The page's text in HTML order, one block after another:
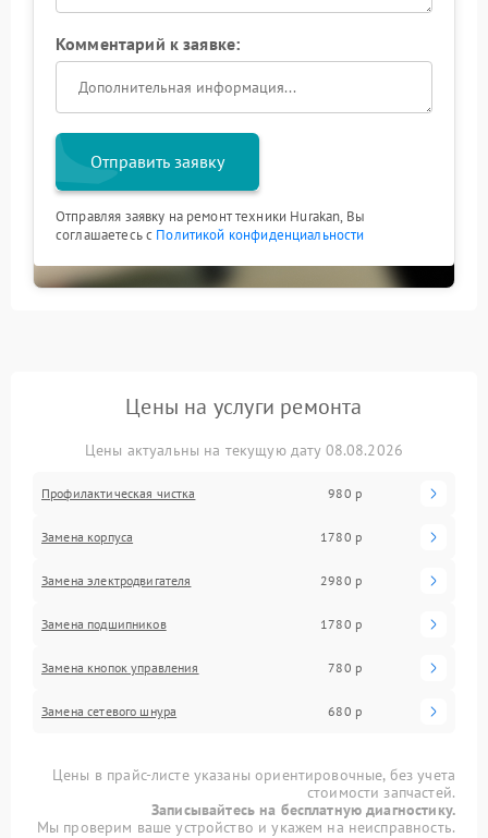
Комментарий к заявке:
Отправить заявку
Отправляя заявку на ремонт техники Hurakan, Вы
соглашаетесь с Политикой конфиденциальности
Цены на услуги ремонта
Цены актуальны на текущую дату 08.08.2026
Профилактическая чистка 980 р
Замена корпуса 1780 р
Замена электродвигателя 2980 р
Замена подшипников 1780 р
Замена кнопок управления 780 р
Замена сетевого шнура 680 р
Цены в прайс-листе указаны ориентировочные, без учета
стоимости запчастей.
Записывайтесь на бесплатную диагностику.
Мы проверим ваше устройство и укажем на неисправность.